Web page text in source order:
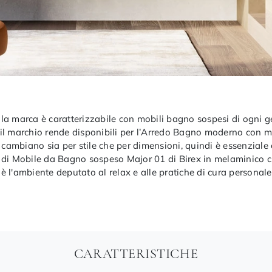
marca è caratterizzabile con mobili bagno sospesi di ogni
marchio rende disponibili per l’Arredo Bagno moderno
sia per stile che per dimensioni, quindi è
Mobile da Bagno sospeso Major 01 di Birex in melaminico
l'ambiente deputato al relax e alle pratiche di cura
CARATTERISTICHE